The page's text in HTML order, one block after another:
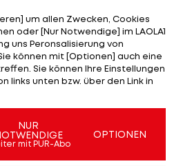
(55.), Bojan (61.) und
die weiteren Tore, Morimoto
verkürzen. In der
mit 47 Punkten auf Platz
um allen Zwecken, Cookies
oder [Nur Notwendige] im LAOLA1
uns Peronsalisierung von
können mit [Optionen] auch eine
Sie können Ihre Einstellungen
links unten bzw. über den Link in
NUR
mit PUR-Abo
OPTIONEN